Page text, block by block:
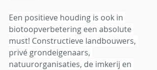
Een positieve houding is ook in
biotoopverbetering een absolute
must! Constructieve landbouwers,
privé grondeigenaars,
natuurorganisaties, de imkerij en